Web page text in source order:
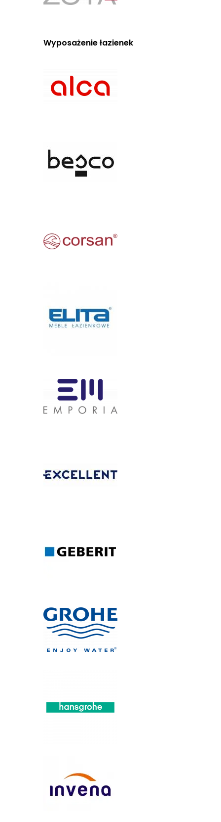
Wyposażenie łazienek